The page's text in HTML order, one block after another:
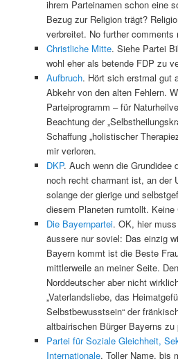
ihrem Parteinamen schon eine
Bezug zur Religion trägt?
verbreitet. No further comments
Christliche Mitte. Siehe Partei
wohl eher als betende FDP zu
Aufbruch. Hört sich erstmal gut
Abkehr von den alten Fehlern.
Parteiprogramm – für
Beachtung der
Schaffung „holistischer
mir verloren.
DKP. Auch wenn die Grundidee
noch recht charmant ist, an der
solange der gierige und
diesem Planeten rumtollt. Keine
Die Bayernpartei. OK, hier
äussere nur soviel: Das einzig
Bayern kommt ist die Beste
mittlerweile an meiner Seite.
Norddeutscher aber nicht
„Vaterlandsliebe, das
Selbstbewusstsein“ der
altbairischen Bürger Bayerns zu
Partei für Soziale Gleichheit,
Internationale. Toller Name, bis